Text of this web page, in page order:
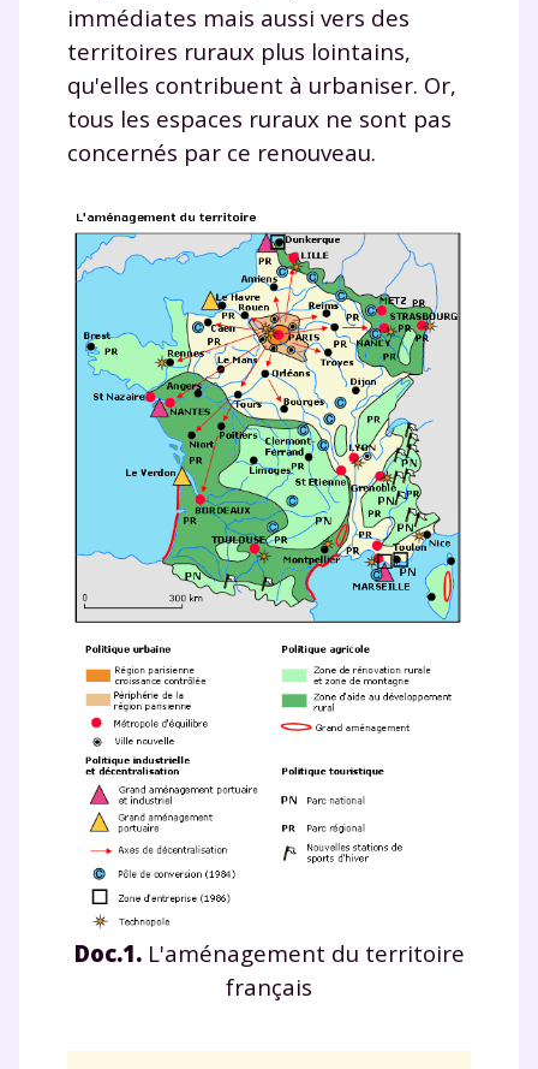
immédiates mais aussi vers des
territoires ruraux plus lointains,
qu'elles contribuent à urbaniser. Or,
tous les espaces ruraux ne sont pas
concernés par ce renouveau.
Doc.1.L'aménagement du territoire
français